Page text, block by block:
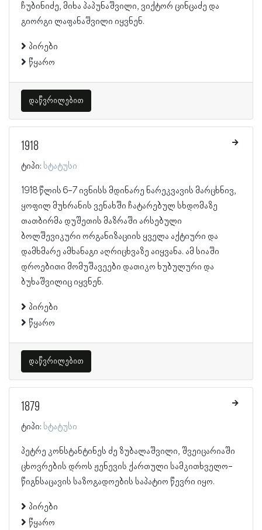
ჩუბინიძე, მიხა პაპუნაშვილი, ვიქტორ ცინცაძე და
გიორგი ლაფანაშვილი იყვნენ.
პირები
წყარო
დაწვრილებით
1918
ტიპი: სტატუსი
1918 წლის 6-7 ივნისს მდინარე ნარეკვავის მარცხნივ,
ყოფილ მუხრანის ვენახში ჩატარებულ სხდომაზე
თათბირმა დუშეთის მაზრაში არსებული
ბოლშევიკური ორგანიზაციის ყველა აქტიური და
დამხმარე ამხანაგი აღრიცხვაზე აიყვანა. ამ სიაში
დროებითი მომუშავეები დათიკო ხუბულური და
ბუხაშვილიც იყვნენ.
პირები
წყარო
დაწვრილებით
1879
ტიპი: სტატუსი
პეტრე კონსტანტინეს ძე ზუბალაშვილი, შვეიცარიაში
ცხოვრების დროს ჟენევის ქართული სამკითხველო-
წიგნსაცავის საზოგადოების საპატიო წევრი იყო.
პირები
წყარო